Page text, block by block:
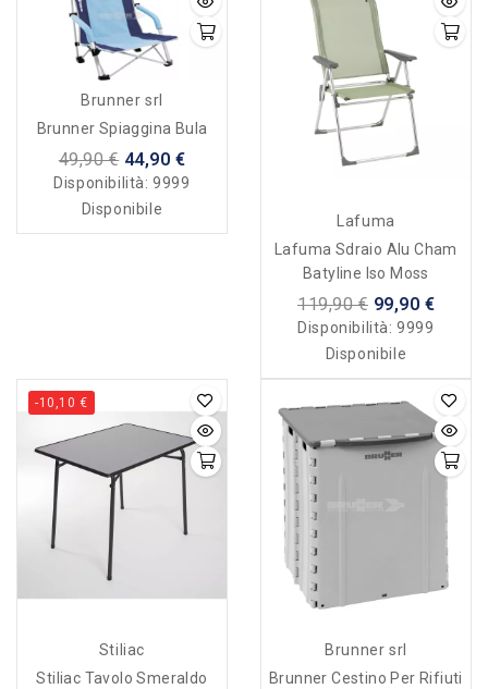
Brunner srl
Brunner Spiaggina Bula
49,90 € 44,90 €
Disponibilità:9999
Disponibile
Lafuma
Lafuma Sdraio Alu Cham
Batyline Iso Moss
119,90 € 99,90 €
Disponibilità:9999
Disponibile
-10,10 €
Stiliac
Stiliac Tavolo Smeraldo
Brunner srl
Brunner Cestino Per Rifiuti